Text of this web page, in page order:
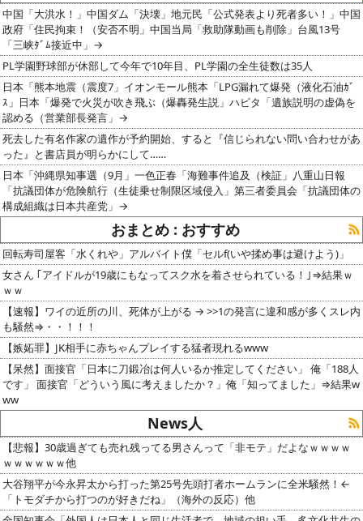
中国「大洪水！」中国ダム「決壊」地元民「公式発表より死者多い！」中国
政府「住民拘束！（安否不明」中国当局「救助隊動画も削除」台風13号
「三峡ﾀﾞﾑ接近中」→
PL学園野球部が休部して今年で10年目、PL学園の全生徒数は35人
日本「熊本地震（震度7」イオンモール熊本「LPG漏れて爆発（液化石油ｶﾞ
ｽ」日本「爆発で火災が吹き飛ぶ（爆轟発生説」ハビタ「遺族説明の虚偽を
認める（営業部長発言」→
死去した有名作家の遺作が予約開始、すると『信じられない問い合わせがあ
った』と書店員が明らかにして……
日本「沖縄県知事選（9月」一色正春「海難事件追及（検証」八重山日報
「抗議団体が危険航行（生徒乗せ制限区域侵入」第三者委員会「抗議団体の
構成組織は日本共産党」→
おまとめ : おすすめ
回転寿司屋客「水くれや」アルバイト僕「セルf(いや揉め事は避けよう)」
女さん ｢アイドルが19歳にもなってスク水を着させられている！｣⇒結果ｗ
ｗｗ
【速報】ワイの近所の川、死体が上がる → >>1の発言に違和感が多くスレ内
も騒然⇒・・！！！
【嫉妬罪】JK相手に赤ちゃんプレイする猛者現れるwww
【呆然】面接官「日本に刀鍛冶は何人いるか推定してください」 俺「188人
です」 面接官「どういう風に考えましたか？」俺「知ってました」⇒結果w
ww
News人
【悲報】30歳過ぎても売れ残ってる男さんって「非モテ」だよなｗｗｗｗ
ｗｗｗｗｗｗ他
大谷翔平が今永昇太から打った第25号先頭打者ホームランに全米騒然！←
「トモダチから打つのが好きだね」（海外の反応）他